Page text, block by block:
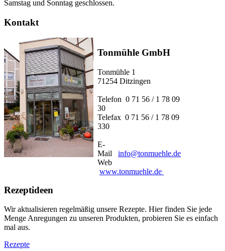
Samstag und Sonntag geschlossen.
Kontakt
Tonmühle GmbH
Tonmühle 1
71254 Ditzingen
Telefon 0 71 56 / 1 78 09
30
Telefax 0 71 56 / 1 78 09
330
E-
Mail
info@tonmuehle.de
Web
www.tonmuehle.de
Rezeptideen
Wir aktualisieren regelmäßig unsere Rezepte. Hier finden Sie jede
Menge Anregungen zu unseren Produkten, probieren Sie es einfach
mal aus.
Rezepte